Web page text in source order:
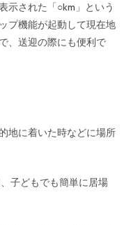
示された「○km」という
プ機能が起動して現在地
、送迎の際にも便利で
地に着いた時などに場所
子どもでも簡単に居場